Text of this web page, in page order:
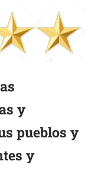
y
pueblos y
y